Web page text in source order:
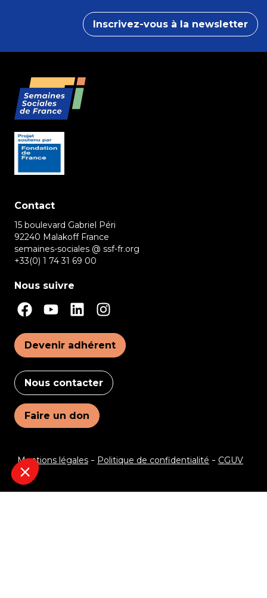
Inscrivez-vous à la newsletter
Contact
15 boulevard Gabriel Péri
92240 Malakoff France
semaines-sociales @ ssf-fr.org
+33(0) 1 74 31 69 00
Nous suivre
Devenir adhérent
Nous contacter
Faire un don
Mentions légales Politique de confidentialité CGUV